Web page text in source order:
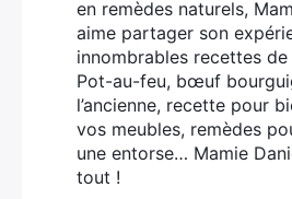
en remèdes naturels,
aime partager son
innombrables recettes
Pot-au-feu, bœuf
l’ancienne, recette pour
vos meubles, remèdes
une entorse… Mamie
tout !